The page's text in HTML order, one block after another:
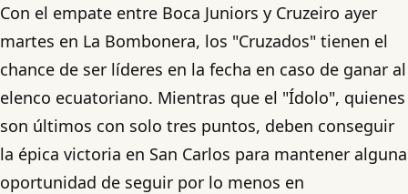
Con el empate entre Boca Juniors y Cruzeiro ayer
martes en La Bombonera, los "Cruzados" tienen el
chance de ser líderes en la fecha en caso de ganar al
elenco ecuatoriano. Mientras que el "Ídolo", quienes
son últimos con solo tres puntos, deben conseguir
la épica victoria en San Carlos para mantener alguna
oportunidad de seguir por lo menos en